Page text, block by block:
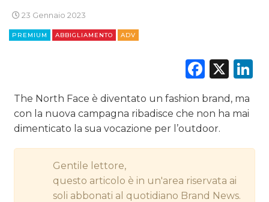
23 Gennaio 2023
PREMIUM ABBIGLIAMENTO ADV
X
The North Face è diventato un fashion brand, ma
con la nuova campagna ribadisce che non ha mai
dimenticato la sua vocazione per l’outdoor.
Gentile lettore,
questo articolo è in un'area riservata ai
soli abbonati al quotidiano Brand News.